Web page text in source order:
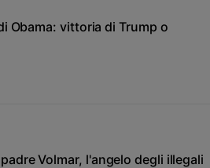
Obama: vittoria di Trump o
Volmar, l'angelo degli illegali